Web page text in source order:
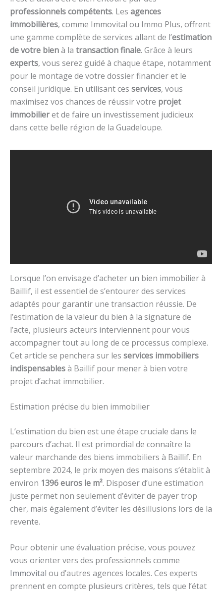
professionnels compétents. Les agences
immobilières, comme Immovital ou Immo Plus, offrent
une gamme complète de services allant de l’estimation
de votre bienà la transaction finale. Grâce à leurs
experts, vous serez guidé à chaque étape, notamment
pour le montage de votre dossier financier et le
conseil juridique. En utilisant ces services, vous
maximisez vos chances de réussir votre projet
immobilieret de faire un investissement judicieux
dans cette belle région de la Guadeloupe.
Lorsque l’on envisage d’acheter un bien immobilier à
Baillif, il est essentiel de s’entourer des services
adaptés pour garantir une transaction réussie. De
l’estimation de la valeur du bien à la signature de
l’acte, plusieurs acteurs interviennent pour vous
accompagner tout au long de ce processus complexe.
Cet article se penchera sur les services immobiliers
indispensablesà Baillif pour mener à bien votre
projet d’achat immobilier.
Estimation précise du bien immobilier
L’estimation du bien est une étape cruciale dans le
parcours d’achat. Il est primordial de connaître la
valeur marchande des biens immobiliers à Baillif. En
septembre 2024, le prix moyen des maisons s’établit à
environ 1396 euros le m². Disposer d’une estimation
juste permet non seulement d’éviter de payer trop
cher, mais également d’éviter les désillusions lors de la
revente.
Pour obtenir une évaluation précise, vous pouvez
vous orienter vers des professionnels comme
Immovital ou d’autres agences locales. Ces experts
prennent en compte plusieurs critères, tels que l’état